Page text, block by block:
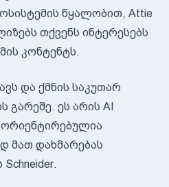
წყალობით, Attie
თქვენს ინტერესებს
კონტენტს.
და ქმნის საკუთარ
გარეშე. ეს არის AI
მათ დახმარებას